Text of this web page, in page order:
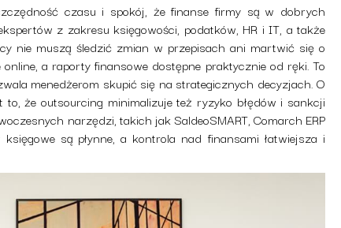
czasu i spokój, że finanse firmy są w dobrych
z zakresu księgowości, podatków, HR i IT, a także
nie muszą śledzić zmian w przepisach ani martwić się o
a raporty finansowe dostępne praktycznie od ręki. To
menedżerom skupić się na strategicznych decyzjach. O
że outsourcing minimalizuje też ryzyko błędów i sankcji
narzędzi, takich jak SaldeoSMART, Comarch ERP
są płynne, a kontrola nad finansami łatwiejsza i